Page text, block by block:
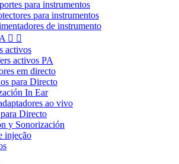
para instrumentos
para instrumentos
de instrumento
 
activos
activos PA
em directo
para Directo
In Ear
ao vivo
Directo
y Sonorización
injeção